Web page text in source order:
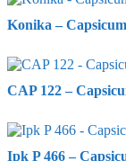
Konika –
CAP 122 –
Ipk P 466 –